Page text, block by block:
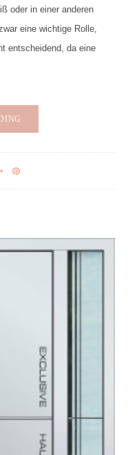
oder in einer anderen
eine wichtige Rolle,
entscheidend, da eine